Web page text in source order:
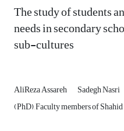
The study of students
needs in secondary
sub-cultures
AliReza Assareh
Sadegh Nasri
(PhD), Faculty members of